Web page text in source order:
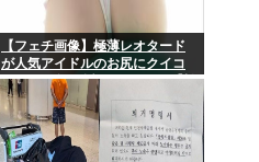
【フェチ画像】極薄レオタード
が人気アイドルのお尻にクイコ
ミすぎて危険 透け×尻フェチ【松
岡里英】